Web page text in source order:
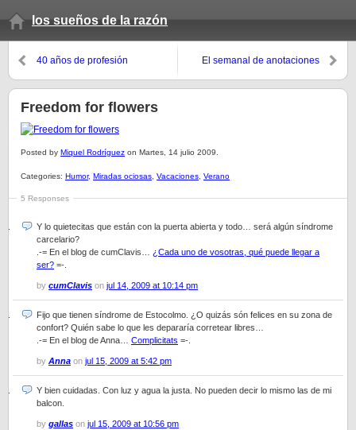
los sueños de la razón
40 años de profesión
El semanal de anotaciones
Freedom for flowers
Posted by Miquel Rodríguez on Martes, 14 julio 2009.
Categories: Humor, Miradas ociosas Vacaciones Verano
5 Responses
Y lo quietecitas que están con la puerta abierta y todo… será algún síndrome
carcelario?
.-= En el blog de cumClavis… ¿Cada uno de vosotras, qué puede llegar a
ser? =-.
by cumClavis on jul 14, 2009 at 10:14 pm
Fijo que tienen síndrome de Estocolmo. ¿O quizás són felices en su zona de
confort? Quién sabe lo que les depararía corretear libres…
.-= En el blog de Anna… Complicitats =-.
by Anna on jul 15, 2009 at 5:42 pm
Y bien cuidadas. Con luz y agua la justa. No pueden decir lo mismo las de mi
balcon.
by gallas on jul 15, 2009 at 10:56 pm